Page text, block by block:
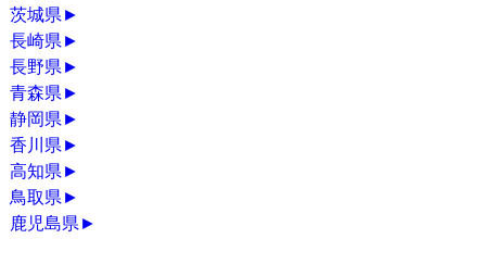
茨城県►
長崎県►
長野県►
青森県►
静岡県►
香川県►
高知県►
鳥取県►
鹿児島県►